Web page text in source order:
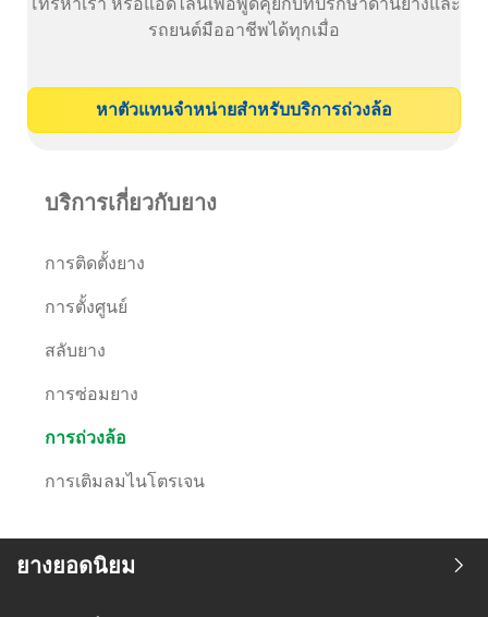
รถยนต์มืออาชีพได้ทุกเมื่อ
หาตัวแทนจำหน่ายสำหรับบริการถ่วงล้อ
บริการเกี่ยวกับยาง
การติดตั้งยาง
การตั้งศูนย์
สลับยาง
การซ่อมยาง
การถ่วงล้อ
การเติมลมไนโตรเจน
ยางยอดนิยม